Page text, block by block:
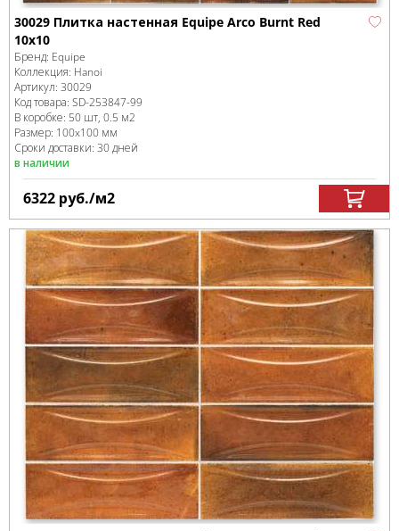
30029 Плитка настенная Equipe Arco Burnt Red
10х10
Бренд: Equipe
Коллекция: Hanoi
Артикул: 30029
Код товара: SD-253847-99
В коробке: 50 шт, 0.5 м2
Размер: 100x100 мм
Сроки доставки: 30 дней
в наличии
6322 руб./м2